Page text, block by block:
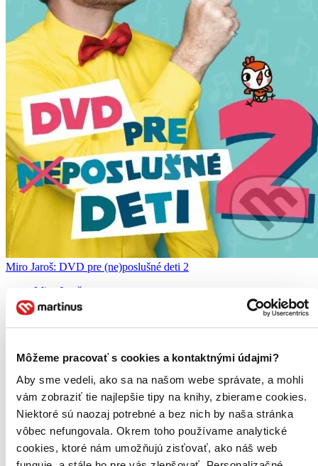
Môžeme pracovať s cookies a kontaktnými údajmi?
Aby sme vedeli, ako sa na našom webe správate, a mohli
vám zobraziť tie najlepšie tipy na knihy, zbierame cookies.
Niektoré sú naozaj potrebné a bez nich by naša stránka
vôbec nefungovala. Okrem toho používame analytické
cookies, ktoré nám umožňujú zisťovať, ako náš web
Miro Jaroš: DVD pre (ne)poslušné deti 2
Miro Jaroš
2. diel série Pesničky pre (ne)poslušné deti
motivačných videoklipov pre deti...
DVD film
Na sklade 1 ks
Tento film máme síce aktuálne na sklade, máme však už iba
posledné kusy. Ak ho chcete mať rýchlo, ponáhľajte sa!
Dodanie ďalších môže trvať dlhšie, zvyčajne do šiestich dní.
Pridať do zoznamu